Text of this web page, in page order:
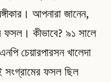
আপনারা জানেন,
ফসল। কীভাবে? ৯১ সালে
চেয়ারপারসন খালেদা
সংগ্রামের ফসল ছিল